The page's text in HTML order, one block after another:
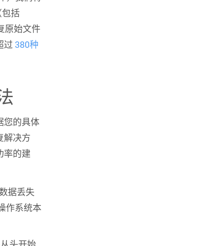
括
原始文件
过 380种
您的具体
解决方
率的建
据丢失
作系统本